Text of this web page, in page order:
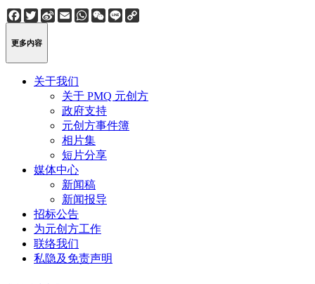
Facebook
Twitter
Sina
Weibo
EmailWhatsApp
WeChat
Line
更多内容
关于我们
关于 PMQ 元创方
政府支持
元创方事件簿
相片集
短片分享
媒体中心
新闻稿
新闻报导
招标公告
为元创方工作
联络我们
私隐及免责声明